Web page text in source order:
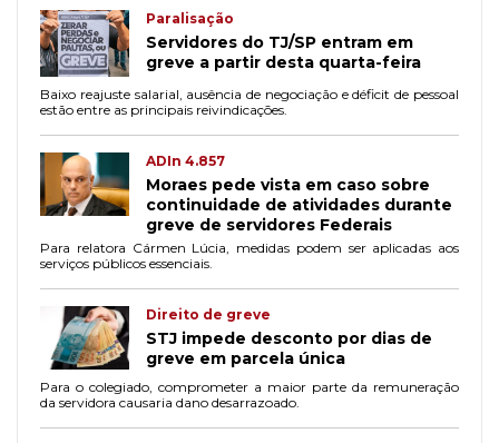
Paralisação
Servidores do TJ/SP entram em
greve a partir desta quarta-feira
Baixo reajuste salarial, ausência de negociação e déficit de pessoal
estão entre as principais reivindicações.
ADIn 4.857
Moraes pede vista em caso sobre
continuidade de atividades durante
greve de servidores Federais
Para relatora Cármen Lúcia, medidas podem ser aplicadas aos
serviços públicos essenciais.
Direito de greve
STJ impede desconto por dias de
greve em parcela única
Para o colegiado, comprometer a maior parte da remuneração
da servidora causaria dano desarrazoado.